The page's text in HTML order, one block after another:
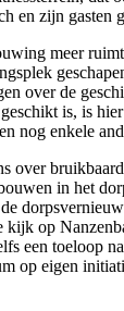
en zijn gasten
meer
over de
is, is
nog enkele
over
in het
op
een toeloop
op eigen